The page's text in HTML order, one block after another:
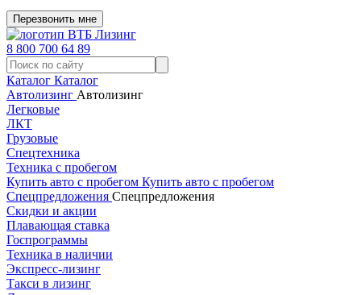
Перезвонить мне
8 800 700 64 89
Каталог Каталог
Автолизинг Автолизинг
Легковые
ЛКТ
Грузовые
Спецтехника
Техника с пробегом
Купить авто с пробегом Купить авто с пробегом
Спецпредложения Спецпредложения
Скидки и акции
Плавающая ставка
Госпрограммы
Техника в наличии
Экспресс-лизинг
Такси в лизинг